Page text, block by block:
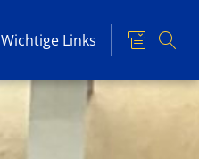
Wichtige Links